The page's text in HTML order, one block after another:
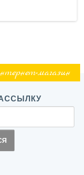
магазин